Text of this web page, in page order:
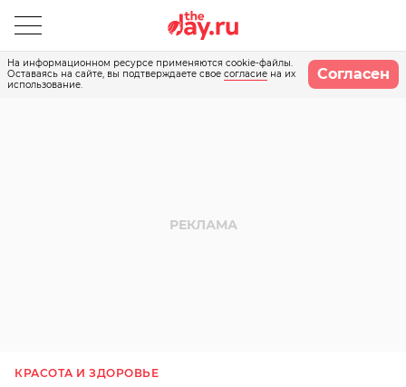
На информационном ресурсе применяются cookie-файлы.
Оставаясь на сайте, вы подтверждаете свое согласие на их
использование.
Согласен
КРАСОТА И ЗДОРОВЬЕ